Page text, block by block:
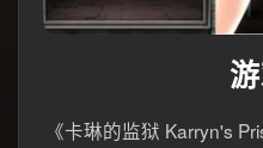
《卡琳的监狱 Karryn's